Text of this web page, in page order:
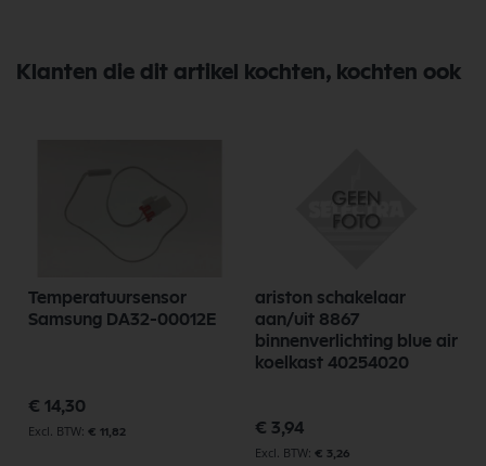
Klanten die dit artikel kochten, kochten ook
Temperatuursensor
Samsung DA32-00012E
€ 14,30
€ 11,82
ariston schakelaar
aan/uit 8867
binnenverlichting blue air
koelkast 40254020
€ 3,94
€ 3,26